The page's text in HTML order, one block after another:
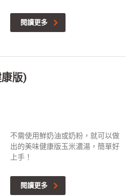
閱讀更多
版)
不需使用鮮奶油或奶粉，就可以做
出的美味健康版玉米濃湯，簡單好
上手！
閱讀更多